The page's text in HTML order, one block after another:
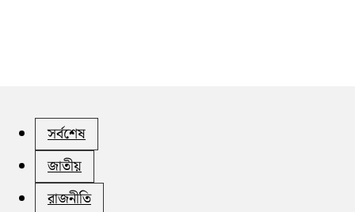
সর্বশেষ
জাতীয়
রাজনীতি